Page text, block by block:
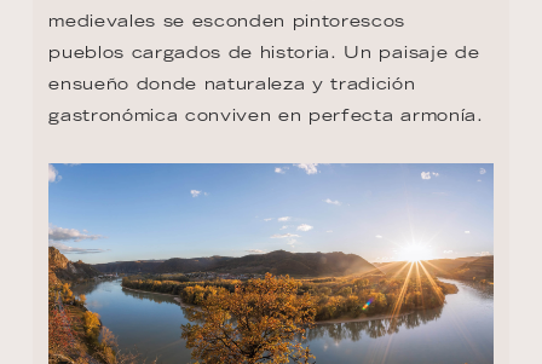
medievales se esconden pintorescos
pueblos cargados de historia. Un paisaje de
ensueño donde naturaleza y tradición
gastronómica conviven en perfecta armonía.